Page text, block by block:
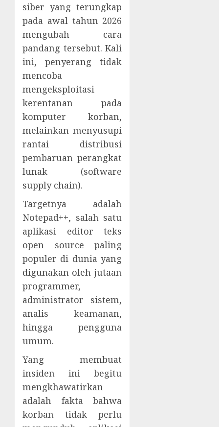
siber yang terungkap
pada awal tahun 2026
mengubah cara
pandang tersebut. Kali
ini, penyerang tidak
mencoba
mengeksploitasi
kerentanan pada
komputer korban,
melainkan menyusupi
rantai distribusi
pembaruan perangkat
lunak (software
supply chain).
Targetnya adalah
Notepad++, salah satu
aplikasi editor teks
open source paling
populer di dunia yang
digunakan oleh jutaan
programmer,
administrator sistem,
analis keamanan,
hingga pengguna
umum.
Yang membuat
insiden ini begitu
mengkhawatirkan
adalah fakta bahwa
korban tidak perlu